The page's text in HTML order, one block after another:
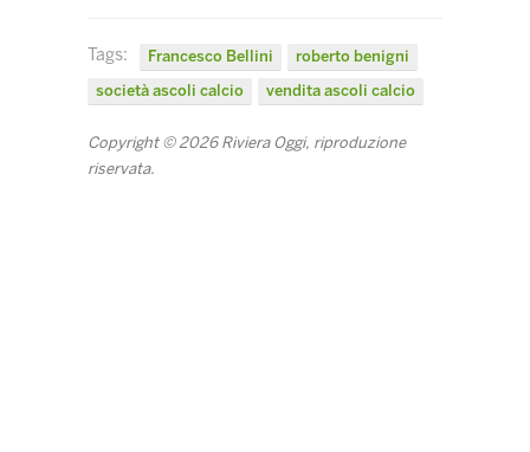
Tags: Francesco Bellini
roberto benigni
società ascoli calcio
vendita ascoli calcio
Copyright © 2026 Riviera Oggi, riproduzione
riservata.